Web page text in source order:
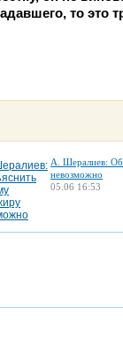
то это
А. Шералиев:
невозможно
05.06 16:53